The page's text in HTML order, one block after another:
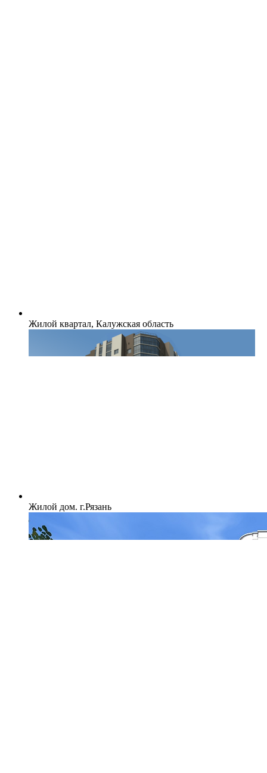
Жилой квартал, Калужская область
Жилой дом. г.Рязань